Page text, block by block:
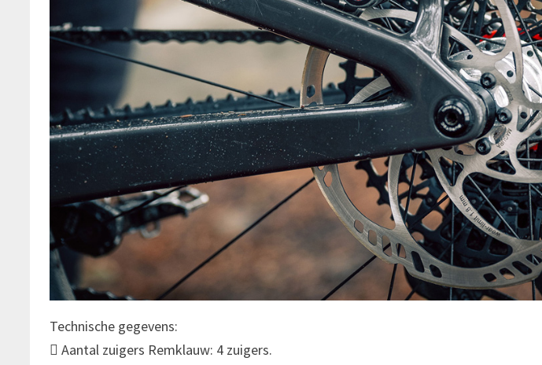
Technische gegevens:
 Aantal zuigers Remklauw: 4 zuigers.